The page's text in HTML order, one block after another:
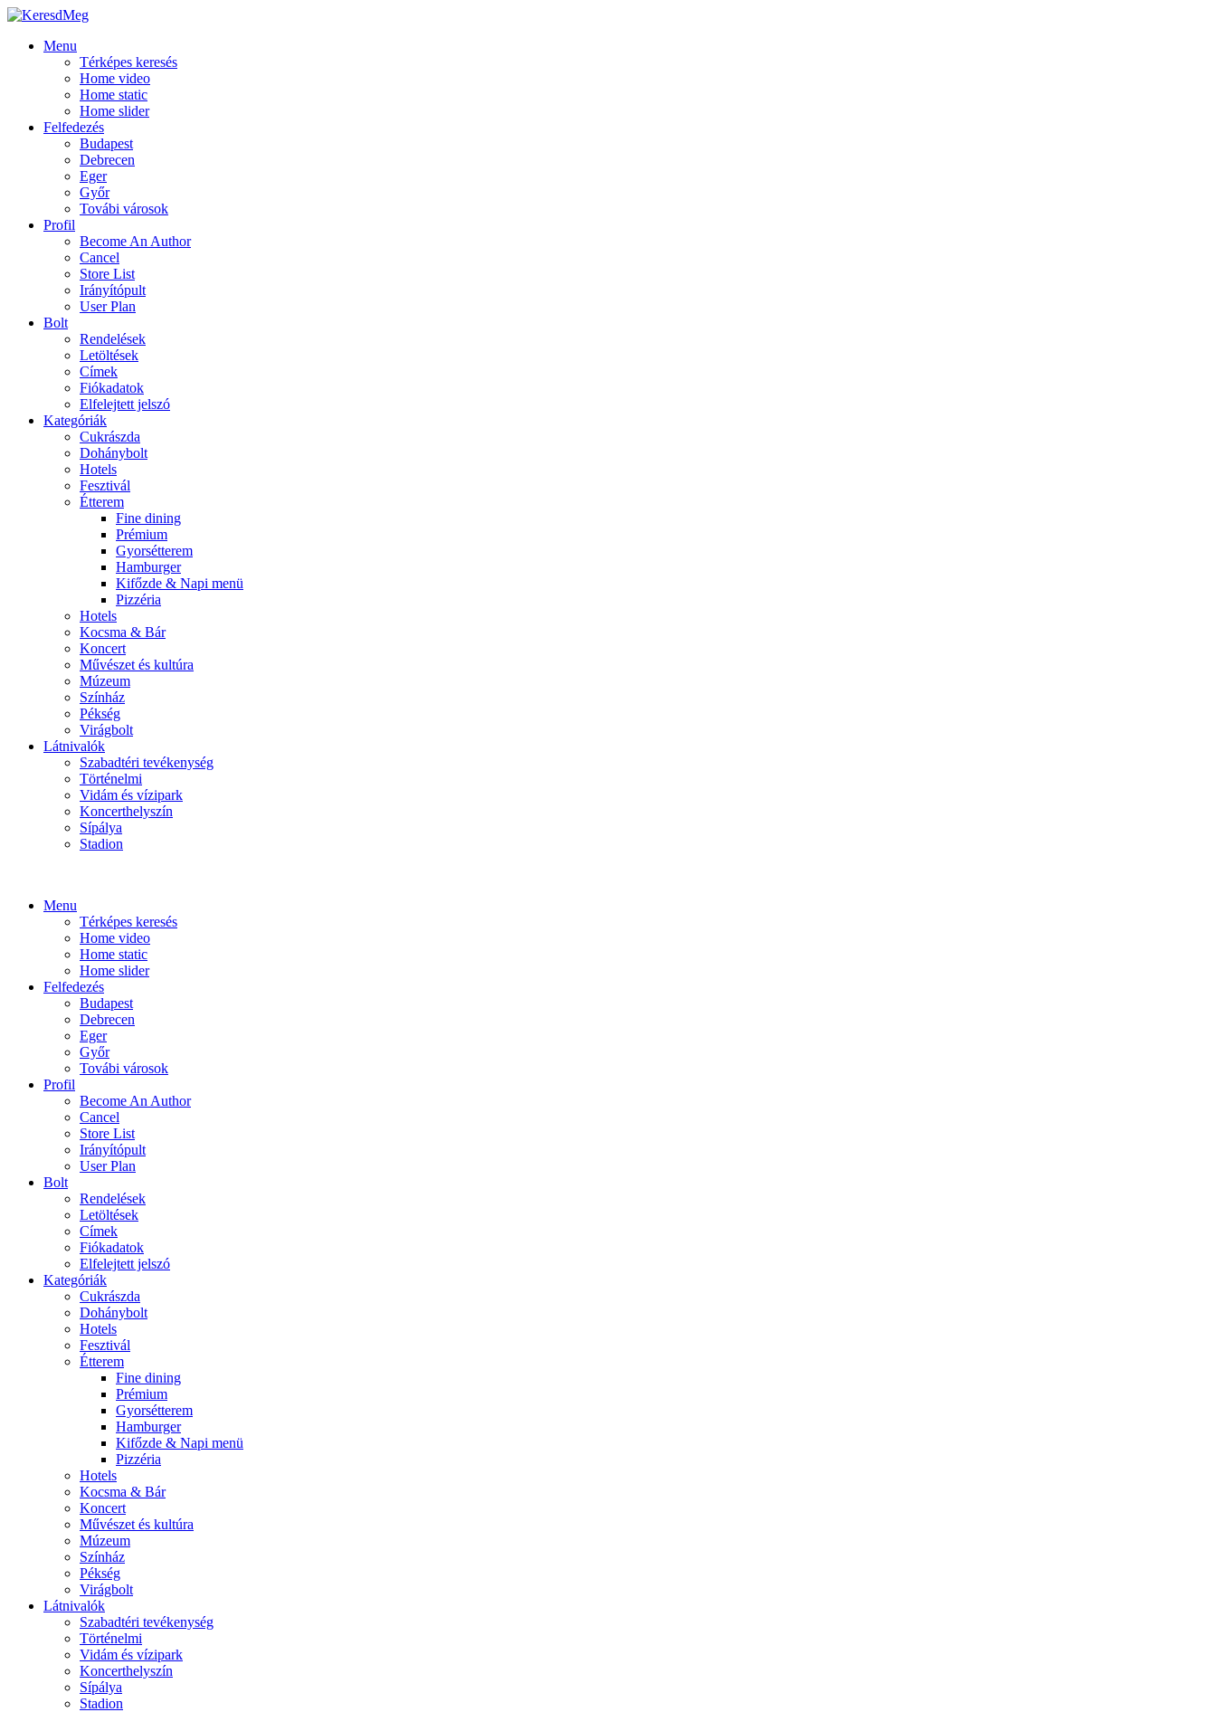
Menu
Térképes keresés
Home video
Home static
Home slider
Felfedezés
Budapest
Debrecen
Eger
Győr
Továbi városok
Profil
Become An Author
Cancel
Store List
Irányítópult
User Plan
Bolt
Rendelések
Letöltések
Címek
Fiókadatok
Elfelejtett jelszó
Kategóriák
Cukrászda
Dohánybolt
Hotels
Fesztivál
Étterem
Fine dining
Prémium
Gyorsétterem
Hamburger
Kifőzde & Napi menü
Pizzéria
Hotels
Kocsma & Bár
Koncert
Művészet és kultúra
Múzeum
Színház
Pékség
Virágbolt
Látnivalók
Szabadtéri tevékenység
Történelmi
Vidám és vízipark
Koncerthelyszín
Sípálya
Stadion
Menu
Térképes keresés
Home video
Home static
Home slider
Felfedezés
Budapest
Debrecen
Eger
Győr
Továbi városok
Profil
Become An Author
Cancel
Store List
Irányítópult
User Plan
Bolt
Rendelések
Letöltések
Címek
Fiókadatok
Elfelejtett jelszó
Kategóriák
Cukrászda
Dohánybolt
Hotels
Fesztivál
Étterem
Fine dining
Prémium
Gyorsétterem
Hamburger
Kifőzde & Napi menü
Pizzéria
Hotels
Kocsma & Bár
Koncert
Művészet és kultúra
Múzeum
Színház
Pékség
Virágbolt
Látnivalók
Szabadtéri tevékenység
Történelmi
Vidám és vízipark
Koncerthelyszín
Sípálya
Stadion